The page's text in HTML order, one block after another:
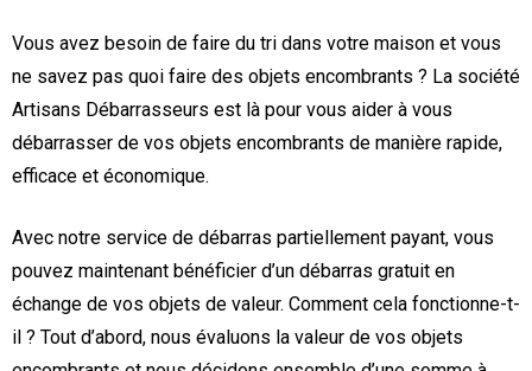
Vous avez besoin de faire du tri dans votre maison et vous
ne savez pas quoi faire des objets encombrants ? La société
Artisans Débarrasseurs est là pour vous aider à vous
débarrasser de vos objets encombrants de manière rapide,
efficace et économique.
Avec notre service de débarras partiellement payant, vous
pouvez maintenant bénéficier d’un débarras gratuit en
échange de vos objets de valeur. Comment cela fonctionne-t-
il ? Tout d’abord, nous évaluons la valeur de vos objets